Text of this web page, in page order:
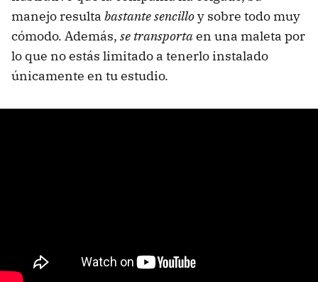
manejo resulta bastante sencilloy sobre todo muy
cómodo. Además, se transportaen una maleta por
lo que no estás limitado a tenerlo instalado
únicamente en tu estudio.